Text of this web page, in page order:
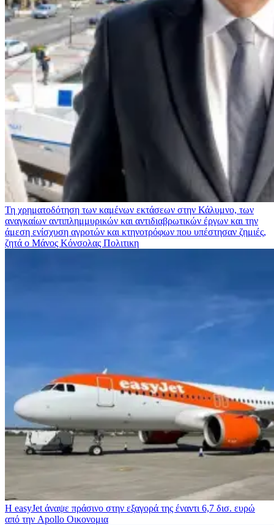
Τη χρηματοδότηση των καμένων εκτάσεων στην Κάλυμνο, των
αναγκαίων αντιπλημμυρικών και αντιδιαβρωτικών έργων και την
άμεση ενίσχυση αγροτών και κτηνοτρόφων που υπέστησαν ζημιές,
ζητά ο Μάνος Κόνσολας Πολιτικη
Η easyJet άναψε πράσινο στην εξαγορά της έναντι 6,7 δισ. ευρώ
από την Apollo Οικονομια